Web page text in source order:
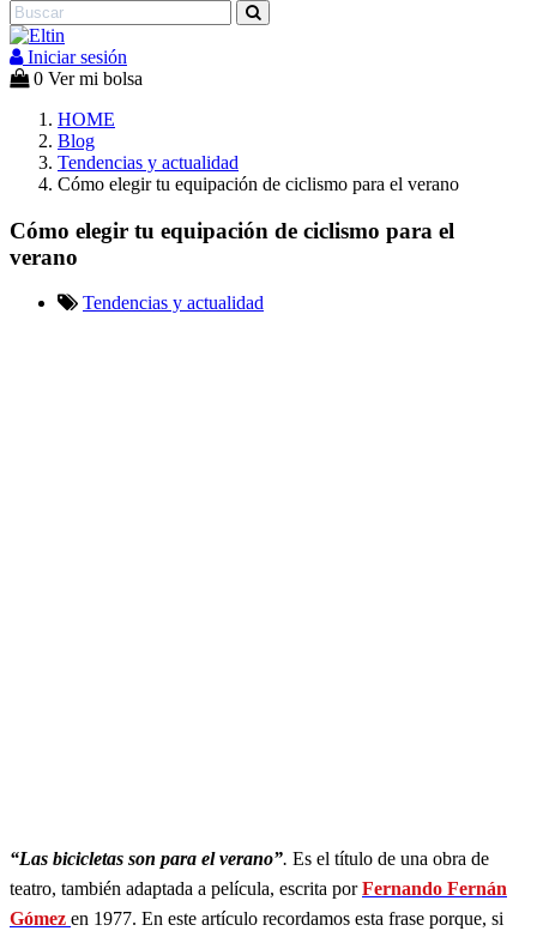
Iniciar sesión
0 Ver mi bolsa
HOME
Blog
Tendencias y actualidad
Cómo elegir tu equipación de ciclismo para el verano
Cómo elegir tu equipación de ciclismo para el
verano
Tendencias y actualidad
“Las bicicletas son para el verano”. Es el título de una obra de
teatro, también adaptada a película, escrita porFernando Fernán
Gómez en 1977. En este artículo recordamos esta frase porque, si